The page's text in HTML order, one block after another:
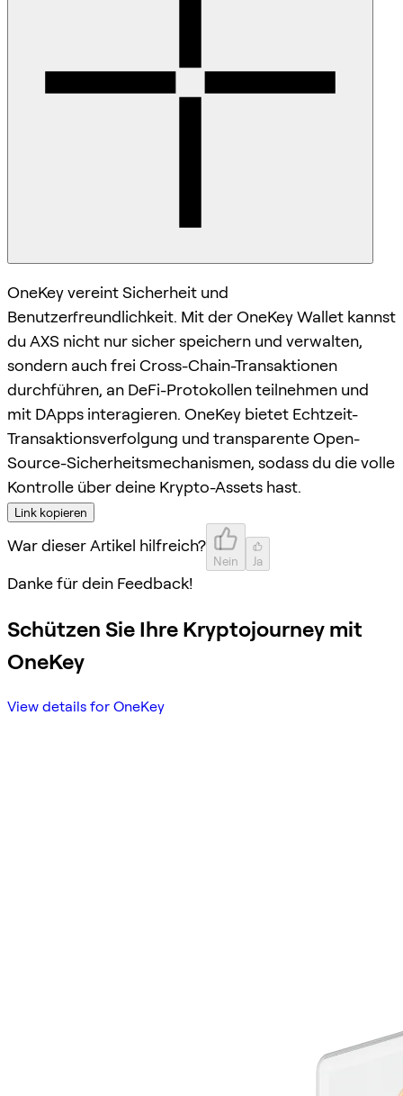
OneKey vereint Sicherheit und
Benutzerfreundlichkeit. Mit der OneKey Wallet kannst
du AXS nicht nur sicher speichern und verwalten,
sondern auch frei Cross-Chain-Transaktionen
durchführen, an DeFi-Protokollen teilnehmen und
mit DApps interagieren. OneKey bietet Echtzeit-
Transaktionsverfolgung und transparente Open-
Source-Sicherheitsmechanismen, sodass du die volle
Kontrolle über deine Krypto-Assets hast.
Link kopieren
War dieser Artikel hilfreich?
Nein Ja
Danke für dein Feedback!
Schützen Sie Ihre Kryptojourney mit
OneKey
View details for OneKey